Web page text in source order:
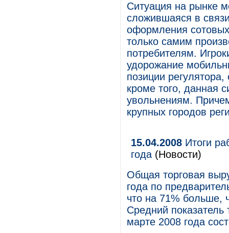
Ситуация на рынке
сложившаяся в
оформления
только самим
потребителям.
удорожание
позиции
кроме того, данная
увольнениям.
крупных городов
15.04.2008 Итоги
года (Новости)
Общая торговая
года по
что на 71% больше,
Средний показатель
марте 2008 года